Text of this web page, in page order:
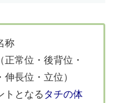
称
常位・後背位・
長位・立位）
トとなる タチの体